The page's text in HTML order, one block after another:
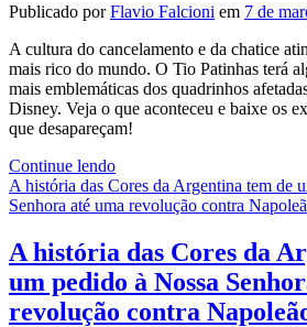
vale
a
pena!
Publicado porFlavio Falcioni em 7 de
A cultura do cancelamento e da chatice
mais rico do mundo. O Tio Patinhas terá
mais emblemáticas dos quadrinhos
Disney. Veja o que aconteceu e baixe os
que desapareçam!
Continue lendoTio
Patinhas
Cancelado
Disney!
A história das Cores da Argentina tem de
Senhora até uma revolução contra
A história das Cores da
um pedido à Nossa
revolução contra